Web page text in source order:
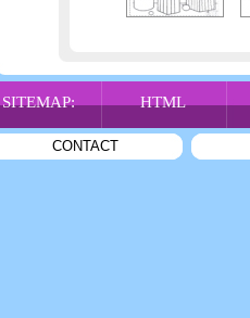
SITEMAP: HTML
CONTACT